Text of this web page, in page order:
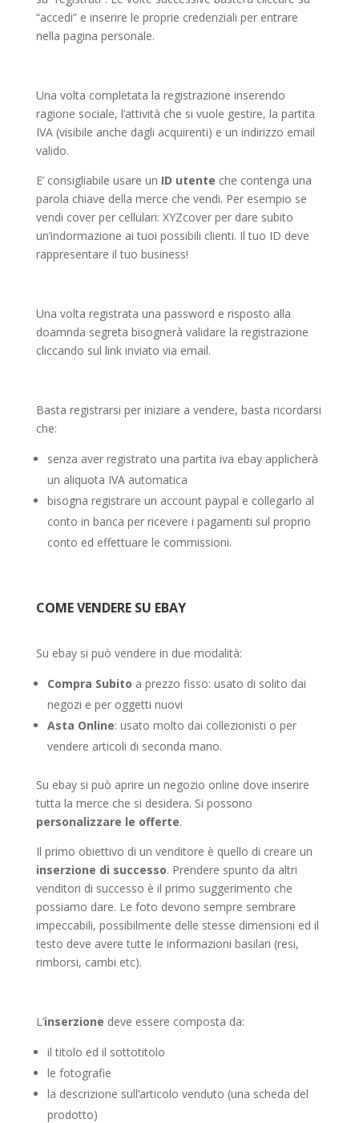
“accedi” e inserire le proprie credenziali per entrare
nella pagina personale.
Una volta completata la registrazione inserendo
ragione sociale, l’attività che si vuole gestire, la partita
IVA (visibile anche dagli acquirenti) e un indirizzo email
valido.
E’ consigliabile usare un ID utente che contenga una
parola chiave della merce che vendi. Per esempio se
vendi cover per cellulari: XYZcover per dare subito
un’indormazione ai tuoi possibili clienti. Il tuo ID deve
rappresentare il tuo business!
Una volta registrata una password e risposto alla
doamnda segreta bisognerà validare la registrazione
cliccando sul link inviato via email.
Basta registrarsi per iniziare a vendere, basta ricordarsi
che:
senza aver registrato una partita iva ebay applicherà
un aliquota IVA automatica
bisogna registrare un account paypal e collegarlo al
conto in banca per ricevere i pagamenti sul proprio
conto ed effettuare le commissioni.
COME VENDERE SU EBAY
Su ebay si può vendere in due modalità:
Compra Subito a prezzo fisso: usato di solito dai
negozi e per oggetti nuovi
Asta Online: usato molto dai collezionisti o per
vendere articoli di seconda mano.
Su ebay si può aprire un negozio online dove inserire
tutta la merce che si desidera. Si possono
personalizzare le offerte.
Il primo obiettivo di un venditore è quello di creare un
inserzione di successo. Prendere spunto da altri
venditori di successo è il primo suggerimento che
possiamo dare. Le foto devono sempre sembrare
impeccabili, possibilmente delle stesse dimensioni ed il
testo deve avere tutte le informazioni basilari (resi,
rimborsi, cambi etc).
L’inserzione deve essere composta da:
il titolo ed il sottotitolo
le fotografie
la descrizione sull’articolo venduto (una scheda del
prodotto)